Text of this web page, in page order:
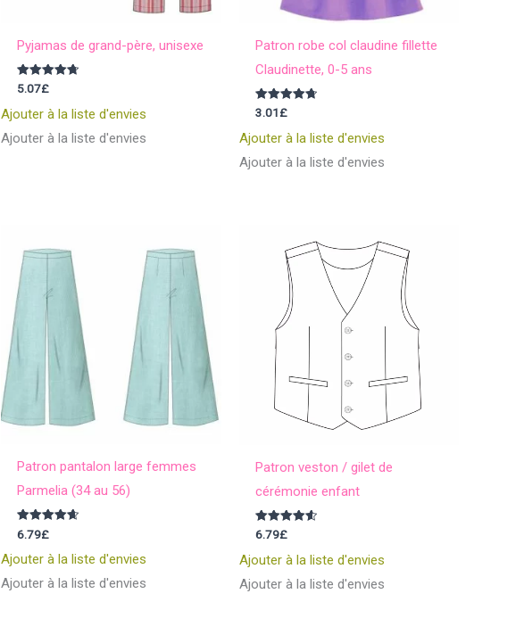
Pyjamas de grand-père, unisexe
Note
sur 5
5.07£
Ajouter à la liste d'envies
Ajouter à la liste d'envies
Patron robe col claudine fillette
Claudinette, 0-5 ans
Note
sur 5
3.01£
Ajouter à la liste d'envies
Ajouter à la liste d'envies
Patron pantalon large femmes
Parmelia (34 au 56)
Note
4.67
sur 5
6.79£
Ajouter à la liste d'envies
Ajouter à la liste d'envies
Patron veston / gilet de
cérémonie enfant
Note
sur 5
6.79£
Ajouter à la liste d'envies
Ajouter à la liste d'envies